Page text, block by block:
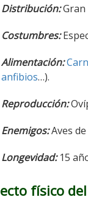
Distribución:
Costumbres:
Alimentación:
anfibios…).
Reproducción:
Enemigos:Aves
Longevidad:15
físico